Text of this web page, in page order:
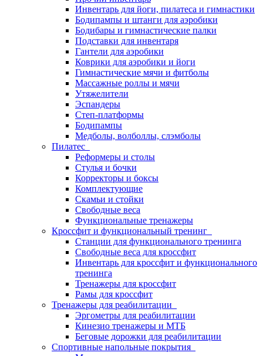
Инвентарь для йоги, пилатеса и гимнастики
Бодипампы и штанги для аэробики
Бодибары и гимнастические палки
Подставки для инвентаря
Гантели для аэробики
Коврики для аэробики и йоги
Гимнастические мячи и фитболы
Массажные роллы и мячи
Утяжелители
Эспандеры
Степ-платформы
Бодипампы
Медболы, волболлы, слэмболы
Пилатес
Реформеры и столы
Стулья и бочки
Корректоры и боксы
Комплектующие
Скамьи и стойки
Свободные веса
Функциональные тренажеры
Кроссфит и функциональный тренинг
Станции для функционального тренинга
Свободные веса для кроссфит
Инвентарь для кроссфит и функционального
тренинга
Тренажеры для кроссфит
Рамы для кроссфит
Тренажеры для реабилитации
Эргометры для реабилитации
Кинезио тренажеры и МТБ
Беговые дорожки для реабилитации
Спортивные напольные покрытия